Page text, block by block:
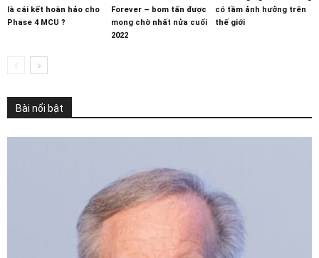
là cái kết hoàn hảo cho
Phase 4 MCU ?
Forever – bom tấn được
mong chờ nhất nửa cuối
2022
có tầm ảnh hưởng trên
thế giới
Bài nổi bật